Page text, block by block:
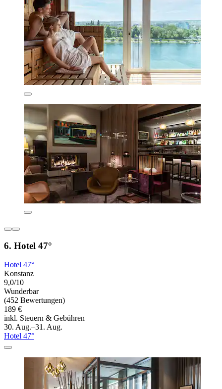
6. Hotel 47°
Hotel 47°
Konstanz
9,0/10
Wunderbar
(452 Bewertungen)
189 €
inkl. Steuern & Gebühren
30. Aug.–31. Aug.
Hotel 47°